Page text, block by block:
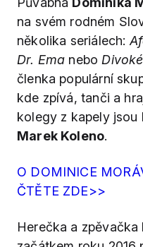
na svém rodném
několika seriálech:
Dr. Ema nebo
členka populární
kde zpívá, tanči a
kolegy z kapely jsou
Marek Koleno.
O DOMINICE
ČTĚTE ZDE>>
Herečka a zpěvačka